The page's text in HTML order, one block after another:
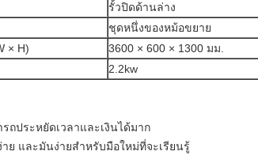
รั้วปิดด้านล่าง
ชุดหนึ่งของหม้อขยาย
× H)
3600 × 600 × 1300 มม.
2.2kw
ถประหยัดเวลาและเงินได้มาก
ย และมันง่ายสําหรับมือใหม่ที่จะเรียนรู้